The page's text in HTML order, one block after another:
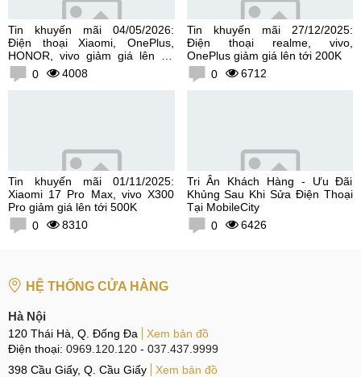
Tin khuyến mãi 04/05/2026:
Điện thoại Xiaomi, OnePlus,
HONOR, vivo giảm giá lên tới
300K0 4008
Tin khuyến mãi 27/12/2025:
Điện thoại realme, vivo,
OnePlus giảm giá lên tới 200K
0
6712
Tin khuyến mãi 01/11/2025:
Xiaomi 17 Pro Max, vivo X300
Pro giảm giá lên tới 500K
0
8310
Tri Ân Khách Hàng - Ưu Đãi
Khủng Sau Khi Sửa Điện Thoại
Tại MobileCity
0
6426
HỆ THỐNG CỬA HÀNG
Hà Nội
120 Thái Hà, Q. Đống Đa
Xem bản đồ
Điện thoại: 0969.120.120 - 037.437.9999
398 Cầu Giấy, Q. Cầu Giấy
Xem bản đồ